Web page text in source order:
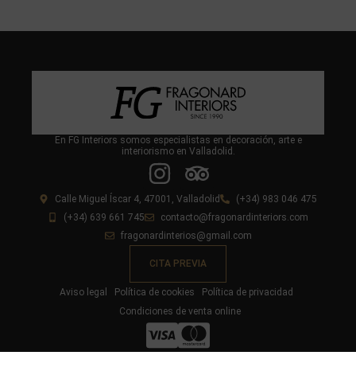
En FG Interiors somos especialistas en decoración, arte e
interiorismo en Valladolid.
Calle Miguel Íscar 4, 47001, Valladolid
(+34) 983 046 475
(+34) 639 661 745
contacto@fragonardinteriors.com
fragonardinterios@gmail.com
CITA PREVIA
Aviso legal Política de cookies
Política de privacidad
Condiciones de venta online